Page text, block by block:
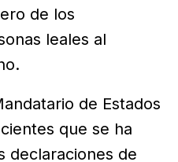
de los
leales al
de Estados
que se ha
declaraciones de